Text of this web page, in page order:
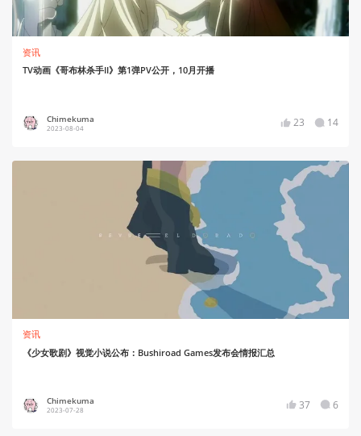
资讯
TV动画《哥布林杀手II》第1弹PV公开，10月开播
Chimekuma
2023-08-04 23 14
资讯
《少女歌剧》视觉小说公布：Bushiroad Games发布会情报汇总
Chimekuma
2023-07-28 37 6